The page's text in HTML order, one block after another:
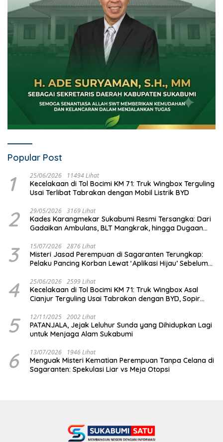
Popular Post
1 25/06/2026 11494 Lihat
Kecelakaan di Tol Bocimi KM 71: Truk Wingbox Terguling
Usai Terlibat Tabrakan dengan Mobil Listrik BYD
2 29/05/2026 3169 Lihat
Kades Karangmekar Sukabumi Resmi Tersangka: Dari
Gadaikan Ambulans, BLT Mangkrak, hingga Dugaan
3 15/07/2026 2876 Lihat
Misteri Jasad Perempuan di Sagaranten Terungkap:
Pelaku Pancing Korban Lewat ‘Aplikasi Hijau’ Sebelum
4 25/06/2026 2599 Lihat
Kecelakaan di Tol Bocimi KM 71: Truk Wingbox Asal
Cianjur Terguling Usai Tabrakan dengan BYD, Sopir
5 12/11/2025 2002 Lihat
PATANJALA, Jejak Leluhur Sunda yang Dihidupkan Lagi
untuk Menjaga Alam Sukabumi
6 13/07/2026 1946 Lihat
Menguak Misteri Kematian Perempuan Tanpa Celana di
Sagaranten: Spekulasi Liar vs Meja Otopsi